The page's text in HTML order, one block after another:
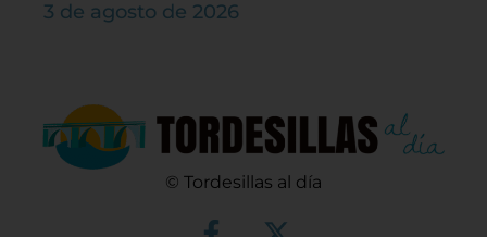
3 de agosto de 2026
© Tordesillas al día